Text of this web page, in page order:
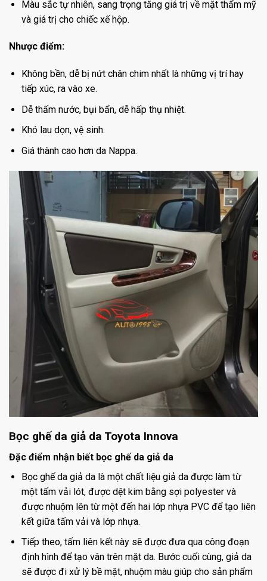
Màu sắc tự nhiên, sang trọng tăng giá trị về mặt thẩm mỹ
và giá trị cho chiếc xế hộp.
Nhược điểm:
Không bền, dễ bị nứt chân chim nhất là những vị trí hay
tiếp xúc, ra vào xe.
Dễ thấm nước, bụi bẩn, dễ hấp thụ nhiệt.
Khó lau dọn, vệ sinh.
Giá thành cao hơn da Nappa.
Bọc ghế da giả da Toyota Innova
Đặc điểm nhận biết bọc ghế da giả da
Bọc ghế da giả da là một chất liệu giả da được làm từ
một tấm vải lót, được dệt kim bằng sợi polyester và
được nhuộm lên từ một đến hai lớp nhựa PVC để tạo liên
kết giữa tấm vải và lớp nhựa.
Tiếp theo, tấm liên kết này sẽ được đưa qua công đoạn
định hình để tạo vân trên mặt da. Bước cuối cùng, giả da
sẽ được đi xử lý bề mặt, nhuộm màu giúp cho sản phẩm